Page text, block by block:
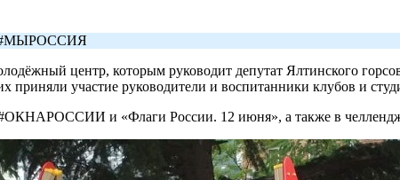
#МЫРОССИЯ
центр, которым руководит депутат Ялтинского
участие руководители и воспитанники клубов и
#ОКНАРОССИИ и «Флаги России. 12 июня», а также в